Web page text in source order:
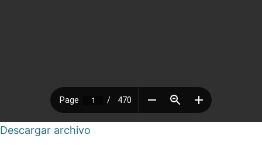
Descargar archivo